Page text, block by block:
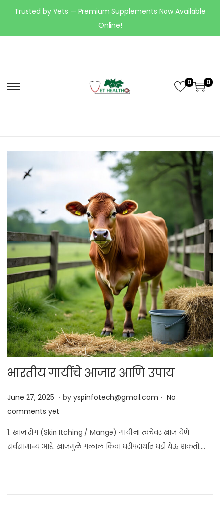
Trusted by Vets — Premium Supplements Now Available
Online!
0 0
भारतीय गायींचे आजार आणि उपाय
Posted on
June 27, 2025 J
u
e
2
. by yspinfotech@gmail.com . No
comments yet
1. खाज रोग (Skin Itching / Mange) गायींना त्वचेवर खाज येणे
सर्वसामान्य आहे. खाजमुळे गळाल किंवा घरीपदार्थात घडी येऊ शकतो….